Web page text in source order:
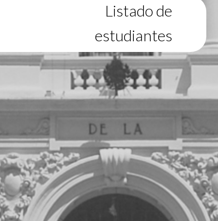
Listado de
estudiantes